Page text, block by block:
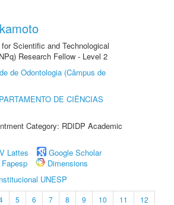
Scientific and Technological
Research Fellow - Level 2
de Odontologia (Câmpus de
DE CIÊNCIAS
Category: RDIDP Academic
Lattes
Google Scholar
Fapesp
Dimensions
UNESP
5 6 7 8 9 10 11
12